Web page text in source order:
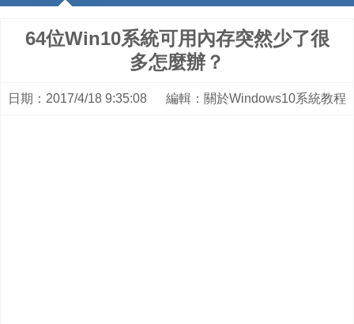
64位Win10系統可用內存突然少了很
多怎麼辦？
日期：2017/4/18 9:35:08 編輯：關於Windows10系統教程